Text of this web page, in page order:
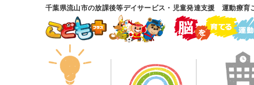
千葉県流山市の放課後等デイサービス・児童発達支援 運動療育